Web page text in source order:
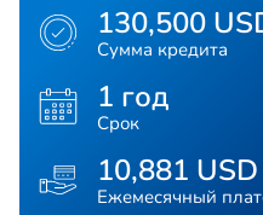
130,500
Сумма кредита
1 год
Срок
10,881 USD
Ежемесячный